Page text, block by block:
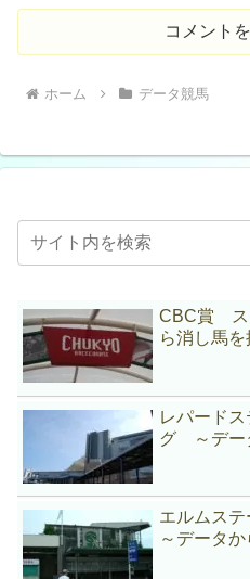
コメント
ホーム データ競馬
CBC賞 ス
ら消し馬を
レパード
グ ～デー
エルムス
～データ